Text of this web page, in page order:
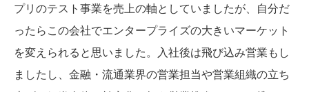
プリのテスト事業を売上の軸としていましたが、自分だ
ったらこの会社でエンタープライズの大きいマーケット
を変えられると思いました。入社後は飛び込み営業もし
ましたし、金融・流通業界の営業担当や営業組織の立ち